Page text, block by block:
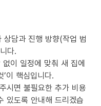
담과 진행 방향(작업 범
다.
없이 일정에 맞춰 새 집에
이 핵심입니다.
시면 불필요한 추가 비용
있도록 안내해 드리겠습